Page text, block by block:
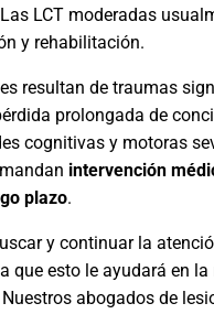
LCT moderadas
y rehabilitación.
resultan de traumas
prolongada de
cognitivas y motoras
intervención
plazo.
y continuar la
que esto le ayudará en
abogados de